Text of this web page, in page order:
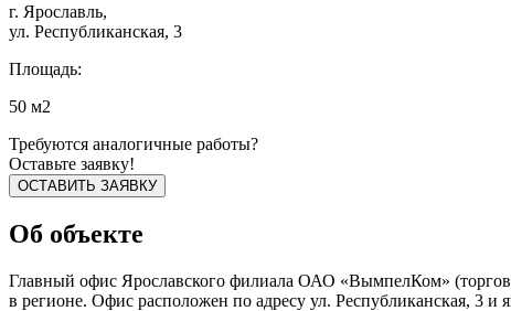
г. Ярославль,
ул. Республиканская, 3
Площадь:
50 м2
Требуются аналогичные работы?
Оставьте заявку!
ОСТАВИТЬ ЗАЯВКУ
Об объекте
Главный офис Ярославского филиала ОАО «ВымпелКом»
в регионе. Офис расположен по адресу ул. Республиканская, 3 и